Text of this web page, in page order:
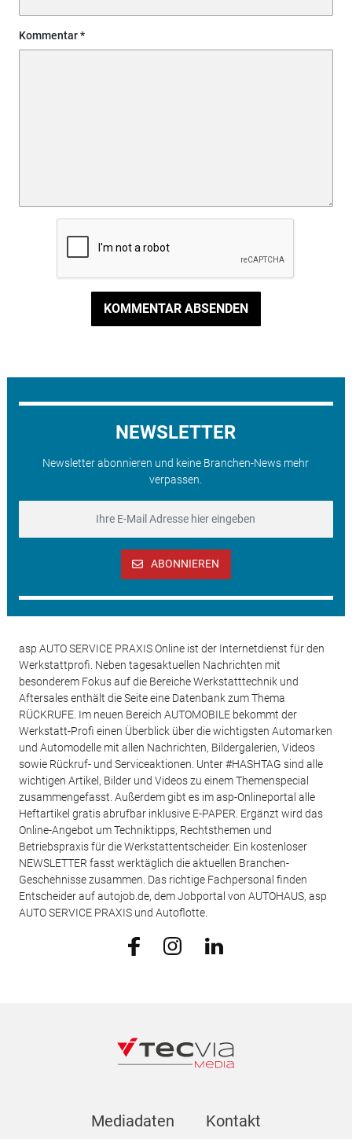
Kommentar
KOMMENTAR ABSENDEN
NEWSLETTER
Newsletter abonnieren und keine Branchen-News mehr
verpassen.
ABONNIEREN
asp AUTO SERVICE PRAXIS Online ist der Internetdienst für den
Werkstattprofi. Neben tagesaktuellen Nachrichten mit
besonderem Fokus auf die Bereiche Werkstatttechnik und
Aftersales enthält die Seite eine Datenbank zum Thema
RÜCKRUFE. Im neuen Bereich AUTOMOBILE bekommt der
Werkstatt-Profi einen Überblick über die wichtigsten Automarken
und Automodelle mit allen Nachrichten, Bildergalerien, Videos
sowie Rückruf- und Serviceaktionen. Unter #HASHTAG sind alle
wichtigen Artikel, Bilder und Videos zu einem Themenspecial
zusammengefasst. Außerdem gibt es im asp-Onlineportal alle
Heftartikel gratis abrufbar inklusive E-PAPER. Ergänzt wird das
Online-Angebot um Techniktipps, Rechtsthemen und
Betriebspraxis für die Werkstattentscheider. Ein kostenloser
NEWSLETTER fasst werktäglich die aktuellen Branchen-
Geschehnisse zusammen. Das richtige Fachpersonal finden
Entscheider auf autojob.de, dem Jobportal von AUTOHAUS, asp
AUTO SERVICE PRAXIS und Autoflotte.
Mediadaten Kontakt